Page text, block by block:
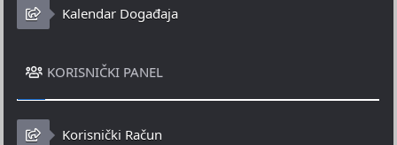
Kalendar Događaja
KORISNIČKI PANEL
Korisnički Račun